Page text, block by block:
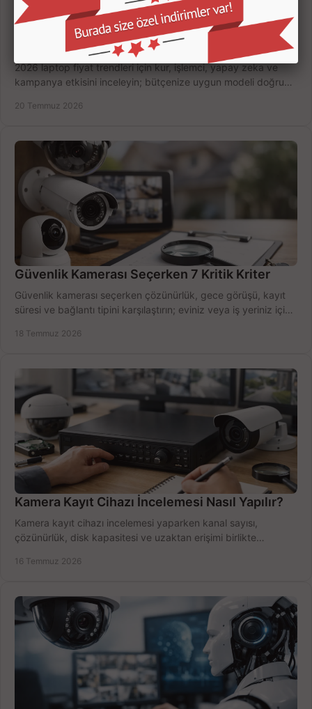
2026 laptop fiyat trendleri nasıl şekillenecek?
2026 laptop fiyat trendleri için kur, işlemci, yapay zeka ve
kampanya etkisini inceleyin; bütçenize uygun modeli doğru
20 Temmuz 2026
Güvenlik Kamerası Seçerken 7 Kritik Kriter
Güvenlik kamerası seçerken çözünürlük, gece görüşü, kayıt
süresi ve bağlantı tipini karşılaştırın; eviniz veya iş yeriniz için
18 Temmuz 2026
Kamera Kayıt Cihazı İncelemesi Nasıl Yapılır?
Kamera kayıt cihazı incelemesi yaparken kanal sayısı,
çözünürlük, disk kapasitesi ve uzaktan erişimi birlikte
16 Temmuz 2026